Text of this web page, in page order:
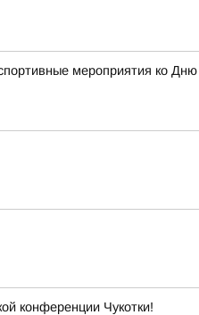
мероприятия ко Дню
конференции Чукотки!